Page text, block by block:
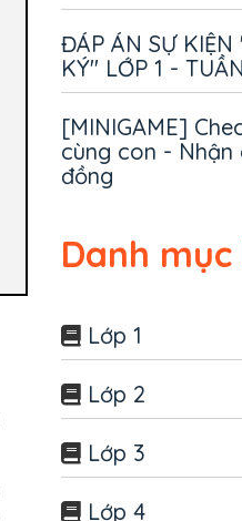
ĐÁP ÁN SỰ KIỆN
KÝ" LỚP 1 -
[MINIGAME]
cùng con - Nhận
đồng
Danh
Lớp 1
Lớp 2
Lớp 3
Lớp 4